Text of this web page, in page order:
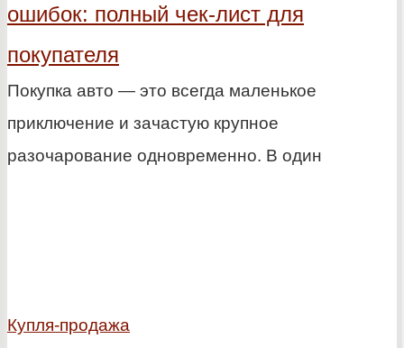
ошибок: полный чек-лист для
покупателя
Покупка авто — это всегда маленькое
приключение и зачастую крупное
разочарование одновременно. В один
Купля-продажа